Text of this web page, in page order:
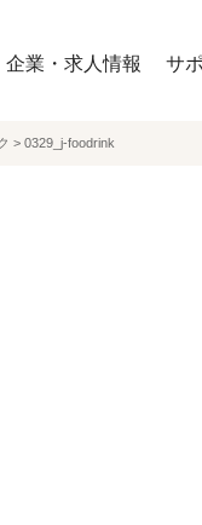
企業・求人情報 サ
> 0329_j-foodrink